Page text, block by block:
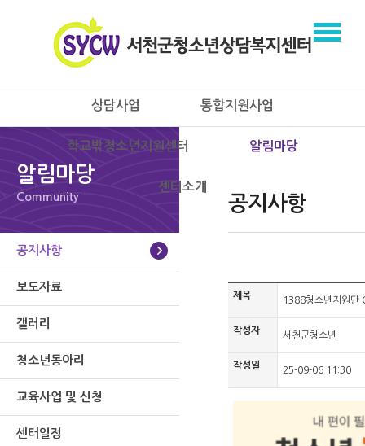
상담사업 통합지원사업
학교밖청소년지원센터 알림마당
센터소개
알림마당
Community
공지사항
보도자료
갤러리
청소년동아리
교육사업 및 신청
센터일정
공지사항
제목 1388청소년지원단
작성자 서천군청소년
작성일 25-09-06 11:30